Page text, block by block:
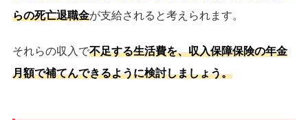
らの死亡退職金が支給されると考えられます。
それらの収入で不足する生活費を、収入保障保険の年金
月額で補てんできるように検討しましょう。